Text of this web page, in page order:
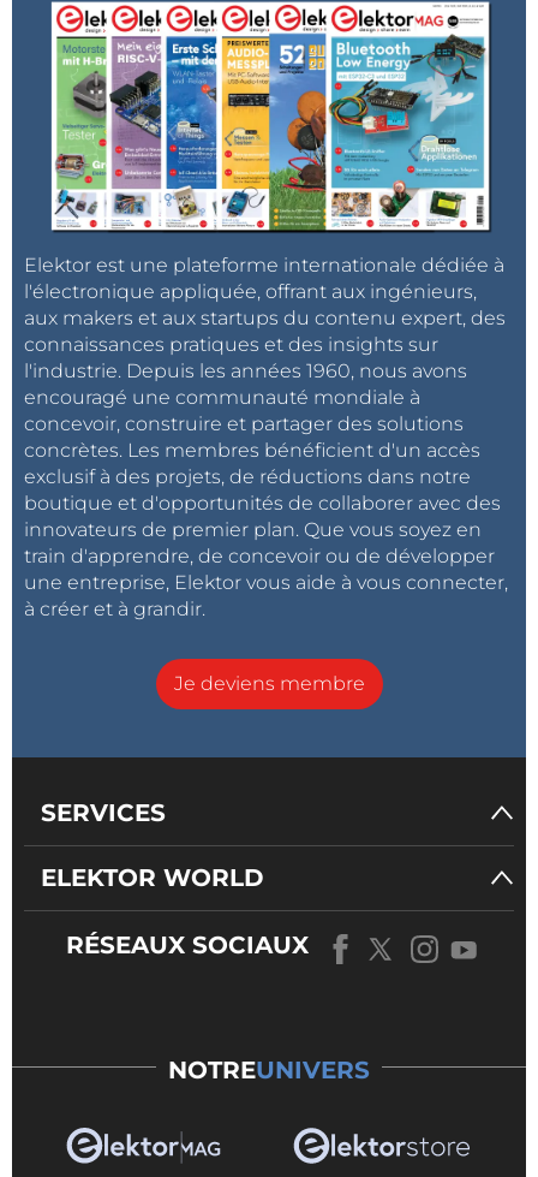
Elektor est une plateforme internationale dédiée à
l'électronique appliquée, offrant aux ingénieurs,
aux makers et aux startups du contenu expert, des
connaissances pratiques et des insights sur
l'industrie. Depuis les années 1960, nous avons
encouragé une communauté mondiale à
concevoir, construire et partager des solutions
concrètes. Les membres bénéficient d'un accès
exclusif à des projets, de réductions dans notre
boutique et d'opportunités de collaborer avec des
innovateurs de premier plan. Que vous soyez en
train d'apprendre, de concevoir ou de développer
une entreprise, Elektor vous aide à vous connecter,
à créer et à grandir.
Je deviens membre
SERVICES
ELEKTOR WORLD
RÉSEAUX SOCIAUX
NOTREUNIVERS